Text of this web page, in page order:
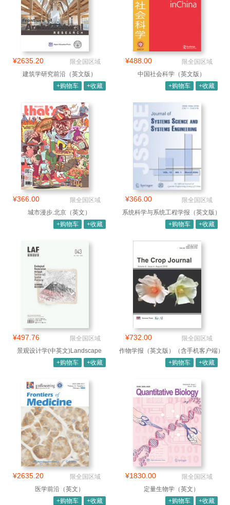
¥2635.20
限全国区域
建筑学研究前沿（英文版）
+购物车
+收藏
¥488.00
限全国区域
中国社会科学（英文版）
+购物车
+收藏
¥366.00
限全国区域
城市漫步.北京（英文）
+购物车
+收藏
¥366.00
限全国区域
系统科学与系统工程学报（英文版）
+购物车
+收藏
¥497.76
限全国区域
景观设计学(中英文)Landscape
+购物车
+收藏
¥732.00
限全国区域
作物学报（英文版）（含手机客户端）
+购物车
+收藏
¥2635.20
限全国区域
医学前沿（英文）
+购物车
+收藏
¥1830.00
限全国区域
定量生物学（英文）
+购物车
+收藏